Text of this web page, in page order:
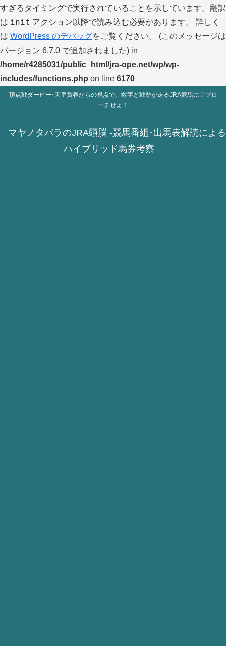
すぎるタイミングで実行されていることを示しています。翻訳
は init アクション以降で読み込む必要があります。 詳しく
は WordPress のデバッグをご覧ください。 (このメッセージは
バージョン 6.7.0 で追加されました) in
/home/r4285031/public_html/jra-ope.net/wp/wp-
includes/functions.php on line 6170
頂点戦ダービー･天皇賞春からの視点で、数字と戦歴が走るJRA競馬にアプロ
ーチせよ！
マヤノタバラのJRA頭脳 -競馬番組･出馬表解読による
ハイブリッド馬券考察